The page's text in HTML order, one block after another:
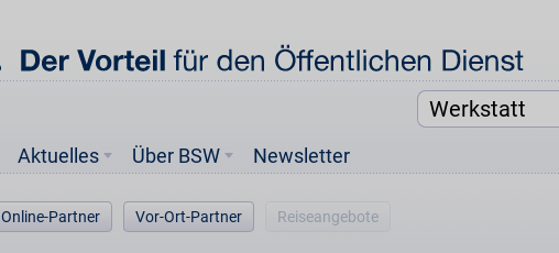
Aktuelles Über BSW Newsletter
Online-Partner Vor-Ort-Partner Reiseangebote